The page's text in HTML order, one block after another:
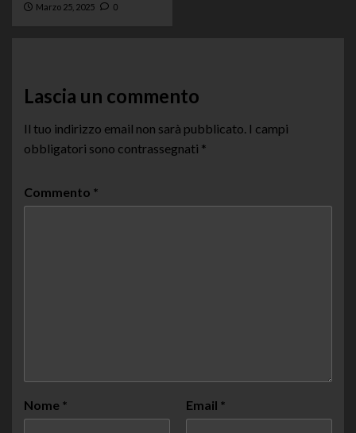
Marzo 25, 2025 0
Lascia un commento
Il tuo indirizzo email non sarà pubblicato. I campi
obbligatori sono contrassegnati *
Commento *
Nome * Email *